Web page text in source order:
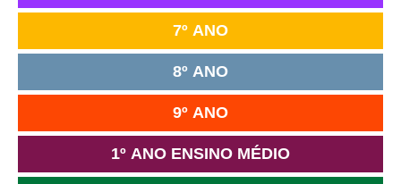
7º ANO
8º ANO
9º ANO
1º ANO ENSINO MÉDIO